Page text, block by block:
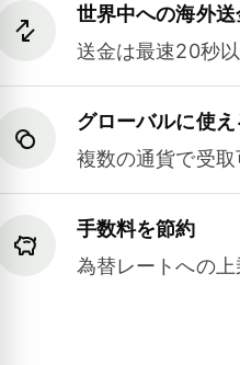
世界中への海外送
送金は最速20秒
グローバルに使
複数の通貨で受
手数料を節約
為替レートへの